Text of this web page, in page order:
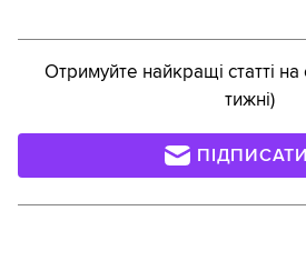
Отримуйте найкращі статті
тижні)